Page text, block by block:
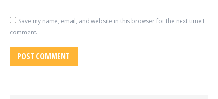
Save my name, email, and website in this browser for the next time I
comment.
POST COMMENT